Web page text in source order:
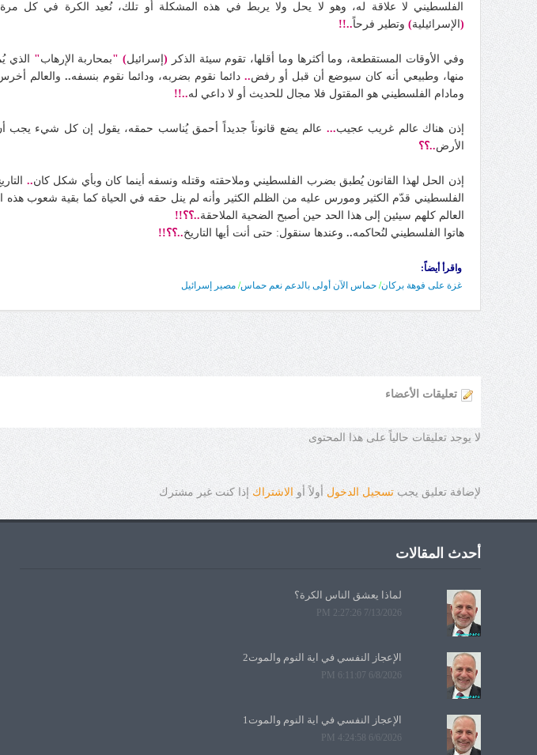
الفلسطيني لا علاقة له، وهو لا يحل ولا يربط في هذه المشكلة أو تلك، نُعيد الكرة في كل
( الإسرائيلية) وتطير فرحاً..!!
وفي الأوقات المستقطعة، وما أكثرها وما أقلها، تقوم سيئة الذكر (إسرائيل)
"بمحاربة الإرهاب" الذي
منها، وطبيعي أنه كان سيوضع أن قبل أو رفض.. دائما نقوم بضربه، ودائما نقوم بنسفه..والعالم
ومادام الفلسطيني هو المقتول فلا مجال للحديث أو لا داعي له..!!
إذن هناك عالم غريب عجيب... عالم يضع قانوناً جديداً أحمق يُناسب حمقه، يقول إن كل شيء
الأرض..؟؟
إذن الحل لهذا القانون يُطبق بضرب الفلسطيني وملاحقته وقتله ونسفه أينما كان وبأي شكل كان..
الفلسطيني قدّم الكثير ومورس عليه من الظلم الكثير وأنه لم ينل حقه في الحياة كما بقية شعوب هذه
العالم كلهم سيئين إلى هذا الحد حين أصبح الضحية الملاحقة..؟؟!!
هاتوا الفلسطيني لنُحاكمه.. وعندها سنقول: حتى أنت أيها التاريخ..؟؟!!
واقرأ أيضاً:
غزة على فوهة بركان/ حماس الآن أولى بالدعم نعم حماس/ مصير إسرائيل
تعليقات الأعضاء
لا يوجد تعليقات حالياً على هذا المحتوى
لإضافة تعليق يجبتسجيل الدخول أولاً أو الاشتراك إذا كنت غير مشترك
أحدث المقالات
لماذا يعشق الناس الكرة؟
7/13/2026 2:27:26 PM
الإعجاز النفسي في آية النوم والموت2
6/8/2026 6:11:07 PM
الإعجاز النفسي في آية النوم والموت1
6/6/2026 4:24:58 PM